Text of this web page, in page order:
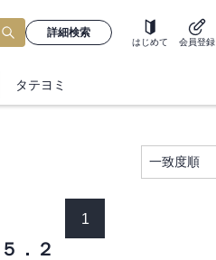
詳細検索
はじめて 会員登録
タテヨミ
一致度順
1
．２